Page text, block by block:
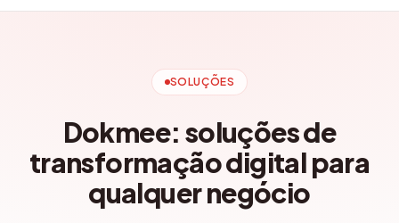
SOLUÇÕES
Dokmee: soluções de
transformação digital para
qualquer negócio